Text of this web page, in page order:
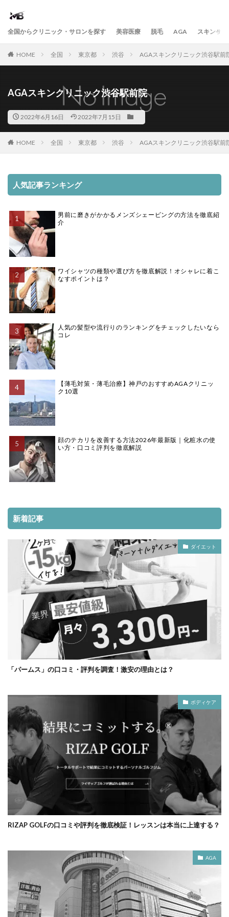
全国からクリニック・サロンを探す 美容医療 脱毛 AGA スキンケア
HOME 全国 東京都 渋谷 AGAスキンクリニック渋谷駅前
AGAスキンクリニック渋谷駅前院
2022年6月16日 2022年7月15日
HOME 全国 東京都 渋谷 AGAスキンクリニック渋谷駅前
人気記事ランキング
男前に磨きがかかるメンズシェービングの方法を徹底紹
介
ワイシャツの種類や選び方を徹底解説！オシャレに着こ
なすポイントは？
人気の髪型や流行りのランキングをチェックしたいなら
コレ
【薄毛対策・薄毛治療】神戸のおすすめAGAクリニッ
ク10選
顔のテカリを改善する方法2026年最新版｜化粧水の使
い方・口コミ評判を徹底解説
新着記事
ダイエット
「パームス」の口コミ・評判を調査！激安の理由とは？
ボディケア
RIZAP GOLFの口コミや評判を徹底検証！レッスンは本当に上達する？
AGA